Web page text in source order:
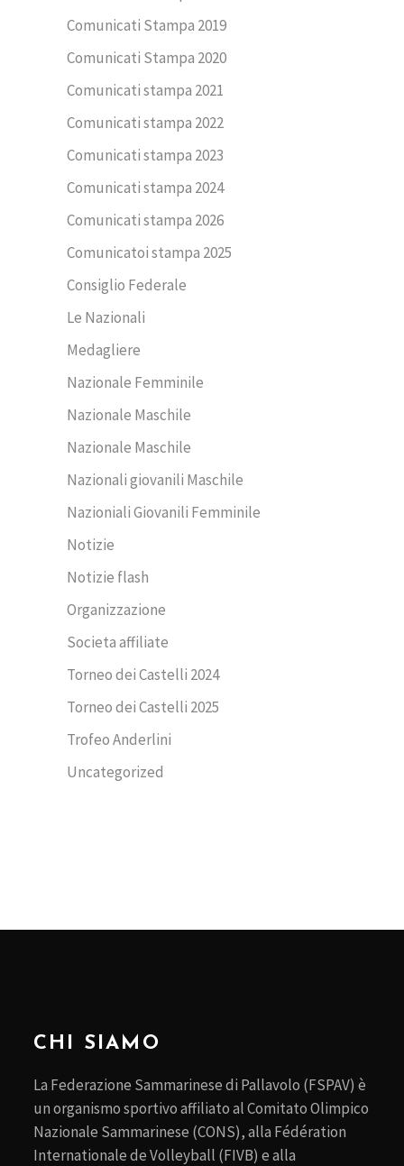
Comunicati Stampa 2019
Comunicati Stampa 2020
Comunicati stampa 2021
Comunicati stampa 2022
Comunicati stampa 2023
Comunicati stampa 2024
Comunicati stampa 2026
Comunicatoi stampa 2025
Consiglio Federale
Le Nazionali
Medagliere
Nazionale Femminile
Nazionale Maschile
Nazionale Maschile
Nazionali giovanili Maschile
Nazioniali Giovanili Femminile
Notizie
Notizie flash
Organizzazione
Societa affiliate
Torneo dei Castelli 2024
Torneo dei Castelli 2025
Trofeo Anderlini
Uncategorized
CHI SIAMO
La Federazione Sammarinese di Pallavolo (FSPAV) è
un organismo sportivo affiliato al Comitato Olimpico
Nazionale Sammarinese (CONS), alla Fédération
Internationale de Volleyball (FIVB) e alla